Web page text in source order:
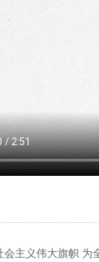
会主义伟大旗帜